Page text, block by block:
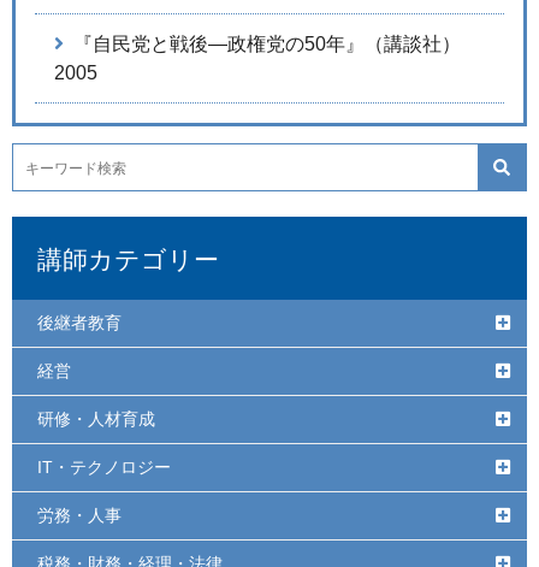
『自民党と戦後―政権党の50年』（講談社）
2005
講師カテゴリー
後継者教育
経営
研修・人材育成
IT・テクノロジー
労務・人事
税務・財務・経理・法律